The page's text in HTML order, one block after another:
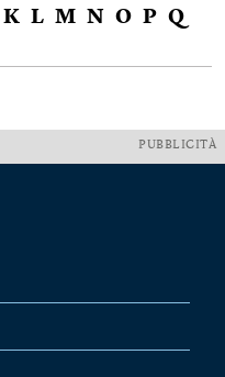
K L M N O P Q
PUBBLICITÀ